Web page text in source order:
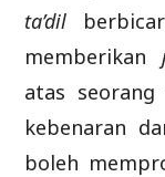
ta’dil
memberikan
atas
kebenaran
boleh